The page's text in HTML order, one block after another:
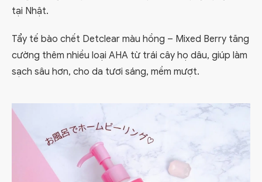
tại Nhật.
Tẩy tế bào chết Detclear màu hồng – Mixed Berry tăng
cường thêm nhiều loại AHA từ trái cây họ dâu, giúp làm
sạch sâu hơn, cho da tươi sáng, mềm mượt.